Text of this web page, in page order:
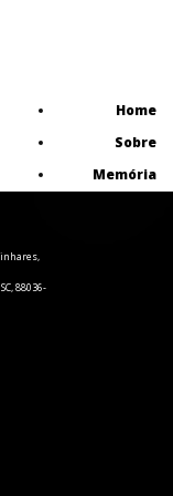
Home
Sobre
Memória
88036-